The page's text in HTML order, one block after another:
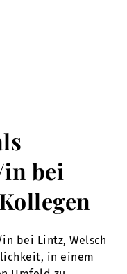
bei
bei Lintz, Welsch
in einem